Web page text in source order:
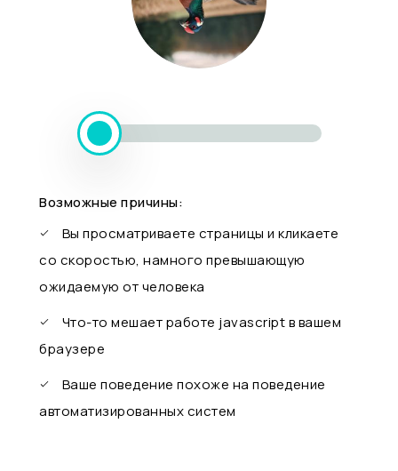
Возможные причины:
Вы просматриваете страницы и кликаете
со скоростью, намного превышающую
ожидаемую от человека
Что-то мешает работе javascript в вашем
браузере
Ваше поведение похоже на поведение
автоматизированных систем